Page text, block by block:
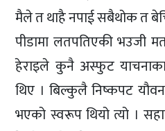
मैले त थाहै नपाई सबैथोक त
पीडामा लतपतिएकी भउजी
हेराइले कुनै अस्फुट
थिए । बिल्कुलै निष्कपट
भएको स्वरूप थियो त्यो ।